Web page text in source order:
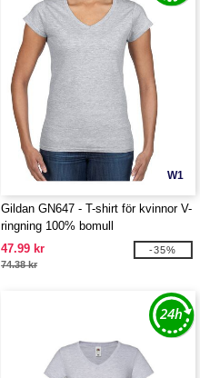
W1
Gildan GN647 - T-shirt för kvinnor V-
ringning 100% bomull
47.99 kr
74.38 kr
-35%